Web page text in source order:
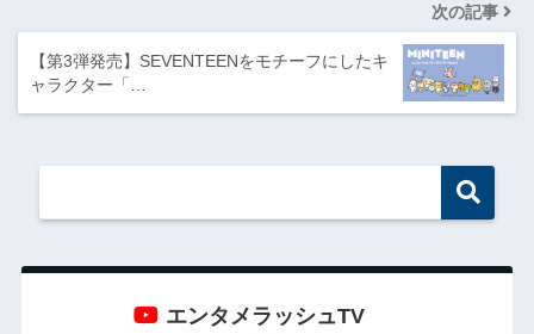
次の記事
【第3弾発売】SEVENTEENをモチーフにしたキ
ャラクター「…
エンタメラッシュTV